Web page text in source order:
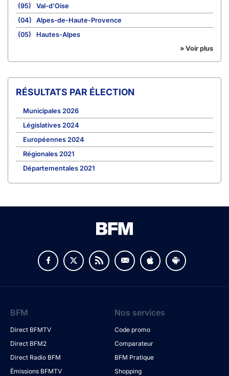
(95)
Val-d'Oise
(04)
Alpes-de-Haute-Provence
(05)
Hautes-Alpes
» Voir plus
RÉSULTATS PAR ÉLECTION
Municipales 2026
Législatives 2024
Européennes 2024
Régionales 2021
Départementales 2021
BFM
Direct BFMTV
Direct BFM2
Direct Radio BFM
Émissions BFMTV
Nos services
Code promo
Comparateur
BFM Pratique
Shopping